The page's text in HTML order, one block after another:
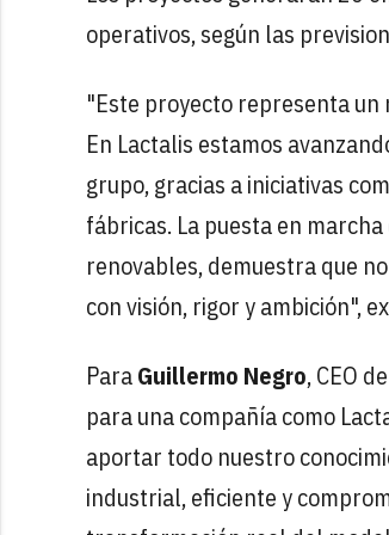
operativos, según las
"Este proyecto representa un
En Lactalis estamos
grupo, gracias a iniciativas
fábricas. La puesta en
renovables, demuestra que
con visión, rigor y ambición",
ParaGuillermo Negro, CEO
para una compañía como
aportar todo nuestro
industrial, eficiente y